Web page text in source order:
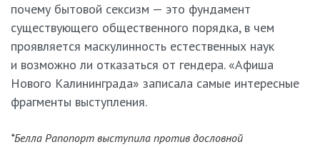
почему бытовой сексизм — это фундамент
существующего общественного порядка, в чем
проявляется маскулинность естественных наук
и возможно ли отказаться от гендера. «Афиша
Нового Калининграда» записала самые интересные
фрагменты выступления.
*Белла Рапопорт выступила против дословной